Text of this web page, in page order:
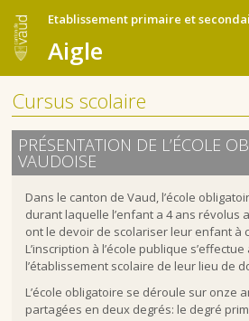
Etablissement primaire et
Aigle
Cursus scolaire
PRÉSENTATION DE L’ÉCOLE
VAUDOISE
Dans le canton de Vaud, l’école
durant laquelle l’enfant a 4 ans révolus
ont le devoir de scolariser leur enfant à
L’inscription à l’école publique
l’établissement scolaire de leur lieu de
L’école obligatoire se déroule sur onze
partagées en deux degrés: le degré